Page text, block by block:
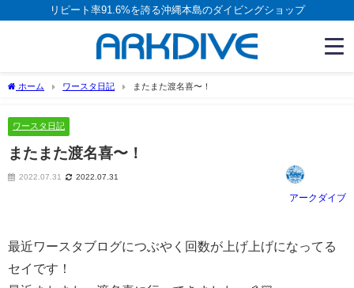
リピート率91.6%を誇る沖縄本島のダイビングショップ
ホーム ワースタ日記 またまた渡名喜〜！
ワースタ日記
またまた渡名喜〜！
2022.07.31 2022.07.31
アークダイブ
最近ワースタブログにつぶやく回数が上げ上げになってる
セイです！